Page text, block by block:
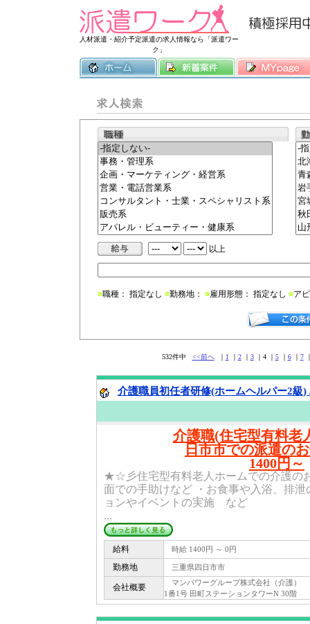
人材派遣・紹介予定派遣の求人情報なら「派遣ワー
ク」
常時3500件以
以上
■職種： 指定なし ■勤務地： ■雇用形態： 指定なし ■ア
532件中 <<前へ｜ 1 ｜ 2｜ 3｜4 ｜ 5｜ 6｜ 7
介護職員初任者研修(ホームヘルパー2級)
介護職(住宅型有料老
日市市での派遣の
1400円～
★☆彡住宅型有料老人ホームでの介護
面での手助けなど ・お食事や入浴、排
ョンやイベントの実施 など
...
給料 時給 1400円 ～ 0円
勤務地 三重県四日市市
会社概要
マンパワーグループ株式会社（介護
1番1号 田町ステーションタワーN 30階